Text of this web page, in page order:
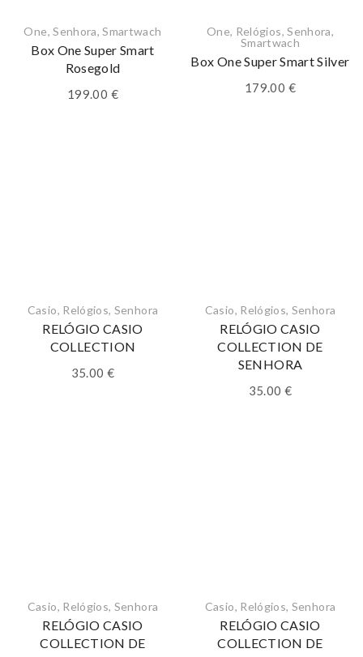
One,Senhora,Smartwach
Box One Super Smart
Rosegold
199.00 €
One, Relógios,Senhora,
Smartwach
Box One Super Smart Silver
179.00 €
Casio, Relógios, Senhora
RELÓGIO CASIO
COLLECTION
35.00 €
Casio, Relógios, Senhora
RELÓGIO CASIO
COLLECTION DE
SENHORA
35.00 €
Casio, Relógios, Senhora
RELÓGIO CASIO
COLLECTION DE
Casio, Relógios, Senhora
RELÓGIO CASIO
COLLECTION DE